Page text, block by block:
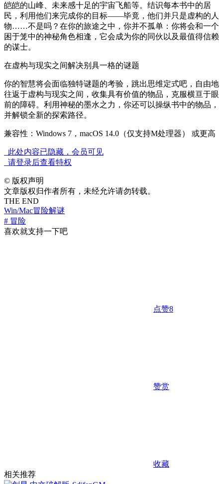
皑皑的山峰、未来感十足的宇宙飞船等。结识每本书中的居
民，利用他们来完成你的目标——毕竟，他们并只是虚构的人
物……不是吗？在你的旅途之中，你并不孤单：你将会和一个
困于笼中的神秘角色相逢，它会成为你的同伙以及最值得信赖
的谋士。
在虚构与现实之间解决别具一格的谜题
你的智慧将会面临独特谜题的考验，跳出思维定式吧，自由地
往返于虚构与现实之间，收集具有价值的物品，克服横亘于眼
前的障碍。利用神秘的墨水之力，你还可以操纵书中的物品，
并解锁全新的探索路径。
兼容性：Windows 7，macOS 14.0（仅支持M处理器） 或更高
此处内容已隐藏，会员可见
请登录后查看特权
© 版权声明
文章版权归作者所有，未经允许请勿转载。
THE END
Win/Mac冒险解谜
# 冒险
喜欢就支持一下吧
点赞8
赞赏
收藏
相关推荐